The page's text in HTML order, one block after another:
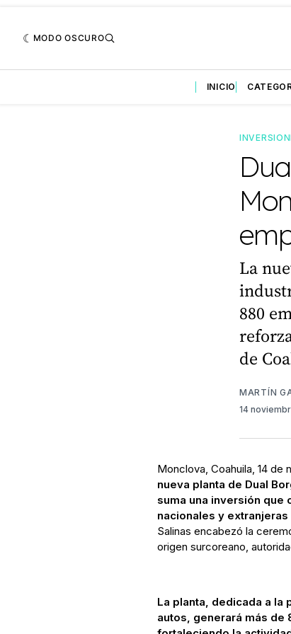
MODO OSCURO
INICIO
La
880
de
MARTÍN
14
Monclova, Coahuila, 14
nueva planta de Dual
suma una inversión que
nacionales y extranjeras
Salinas encabezó la
origen surcoreano,
La planta, dedicada a la
autos, generará más de